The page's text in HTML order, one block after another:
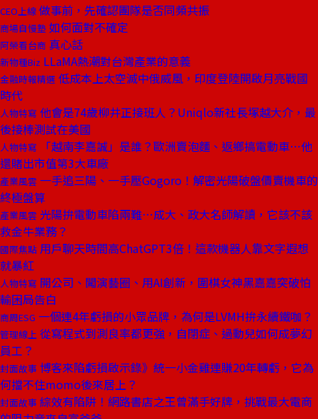
CEO上線 做事前，先確認團隊是否同頻共振
商場自慢塾 如何面對不確定
阿榮看台商 真心話
新物種Biz LLaMA熱潮對台灣產業的意義
金融時報精選 低成本上太空滅中俄威風，印度登陸開啟月亮戰國
時代
人物特寫 他會是74歲柳井正接班人？Uniqlo新社長塚越大介，最
後接棒測試在美國
人物特寫
「越南李嘉誠」是誰？歐洲賣泡麵、返鄉搞電動車⋯他
還賭出市值第3大車廠
產業風雲 一手追三陽、一手壓Gogoro！解密光陽破盤價賣機車的
終極盤算
產業風雲 光陽拚電動車陷兩難⋯成大、政大名師解讀，它該不該
救金牛業務？
國際焦點 用戶聊天時間高ChatGPT3倍！這款機器人靠文字遐想
就暴紅
人物特寫 開公司、闖演藝圈、用AI創新，圍棋女神黑嘉嘉突破怕
輸困局告白
商周ESG 一個連4年虧損的小眾品牌，為何是LVMH拚永續鐵咖？
管理線上 從寫程式到測良率都更強，自閉症、過動兒如何成夢幻
員工？
封面故事 博客來陷虧損啟示錄》統一小金雞連賺20年轉虧，它為
何擋不住momo後來居上？
封面故事 綜效有陷阱！網路書店之王曾滿手好牌，挑戰最大電商